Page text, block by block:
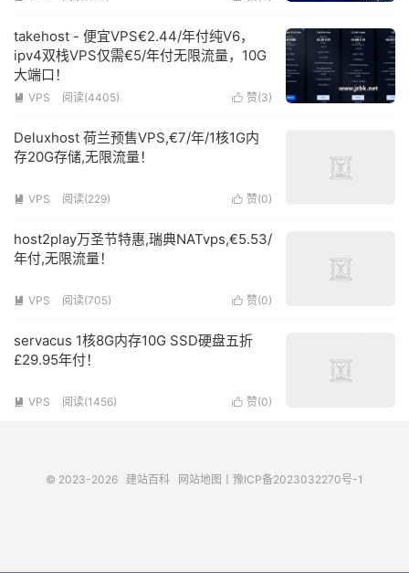
takehost - 便宜VPS€2.44/年付纯V6，
ipv4双栈VPS仅需€5/年付无限流量，10G
大端口！
 赞(3)
 VPS 阅读(4405)
Deluxhost 荷兰预售VPS,€7/年/1核1G内
存20G存储,无限流量！
 赞(0)
 VPS 阅读(229)
host2play万圣节特惠,瑞典NATvps,€5.53/
年付,无限流量！
 赞(0)
 VPS 阅读(705)
servacus 1核8G内存10G SSD硬盘五折
£29.95年付！
 赞(0)
 VPS 阅读(1456)
© 2023-2026 建站百科 网站地图 豫ICP备2023032270号-1